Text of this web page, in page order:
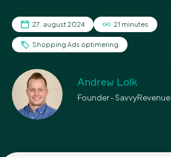
27. august 2024 21 minutes
Shopping Ads optimering
Andrew Lolk
Founder - SavvyRevenue